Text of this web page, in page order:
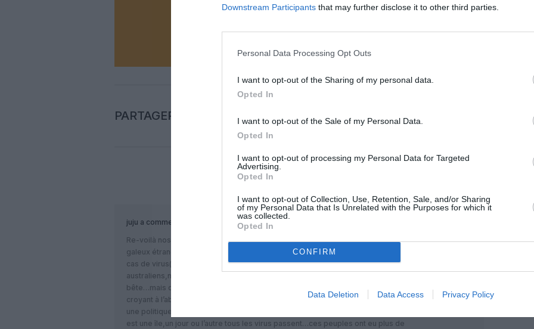
Downstream Participants that may further disclose it to other third parties.
Personal Data Processing Opt Outs
I want to opt-out of the Sharing of my personal data.
Opted In
I want to opt-out of the Sale of my Personal Data.
Opted In
I want to opt-out of processing my Personal Data for Targeted
Advertising.
Opted In
I want to opt-out of Collection, Use, Retention, Sale, and/or Sharing
of my Personal Data that Is Unrelated with the Purposes for which it
was collected.
Opted In
CONFIRM
Data Deletion Data Access Privacy Policy
NOUS SOUTENIR
PARTAGER L'ARTICLE
juju a commenté :
Re-voilà nos isolationnistes îliens qui se sont bouclés à double tour face aux
galeux étrangers mais qui,malgré tout, se voient confrontés à 38 malheureux
cas de virus(sur 5 millions d’habitants à Singapour!!)…à l’instar des trouillards
australiens,néo-zélandais,japonais qui se sont TOUS glorifiés d’avoir vaincu la
bête…mais qui ont oublié de mener une forte campagne de vaccination,se
croyant à l’abri,taux de vaccination ridicule partout dans ces pays…voilà où mène
une politique d’isolement total à la nord-coréenne trop facile à mener quand on
est une île,un jour ou l’autre tous les virus passent…ces peuples ont eu plus de